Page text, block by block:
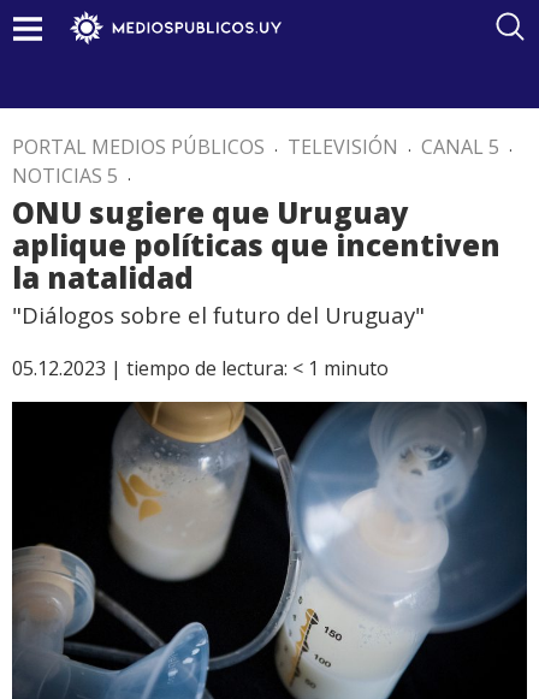
PORTAL MEDIOS PÚBLICOS . TELEVISIÓN . CANAL 5 .
NOTICIAS 5 .
ONU sugiere que Uruguay
aplique políticas que incentiven
la natalidad
"Diálogos sobre el futuro del Uruguay"
05.12.2023 | tiempo de lectura: < 1 minuto